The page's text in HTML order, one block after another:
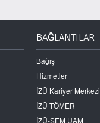
BAĞLANTILAR
Bağış
Hizmetler
İZÜ Kariyer Merkezi
İZÜ TÖMER
İZÜ-SEM UAM